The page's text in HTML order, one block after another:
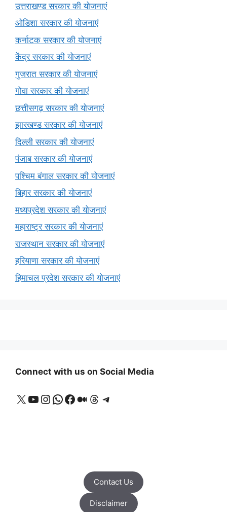
उत्तराखण्ड सरकार की योजनाएं
ओडिशा सरकार की योजनाएं
कर्नाटक सरकार की योजनाएं
केंद्र सरकार की योजनाएं
गुजरात सरकार की योजनाएं
गोवा सरकार की योजनाएं
छत्तीसगढ़ सरकार की योजनाएं
झारखण्ड सरकार की योजनाएं
दिल्ली सरकार की योजनाएं
पंजाब सरकार की योजनाएं
पश्चिम बंगाल सरकार की योजनाएं
बिहार सरकार की योजनाएं
मध्यप्रदेश सरकार की योजनाएं
महाराष्ट्र सरकार की योजनाएं
राजस्थान सरकार की योजनाएं
हरियाणा सरकार की योजनाएं
हिमाचल प्रदेश सरकार की योजनाएं
Connect with us on Social Media
X YouTube
Instagram
WhatsApp
Facebook
Medium
Threads
Telegram
Contact Us
Disclaimer